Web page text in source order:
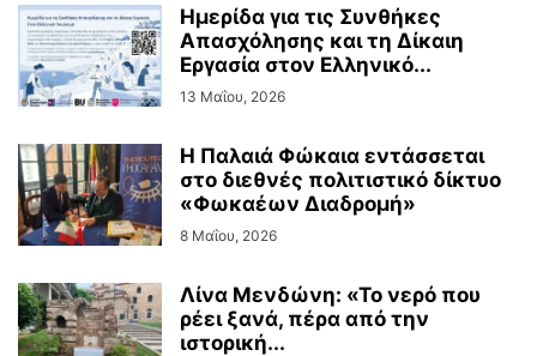
Ημερίδα για τις Συνθήκες
Απασχόλησης και τη Δίκαιη
Εργασία στον Ελληνικό...
13 Μαΐου, 2026
Η Παλαιά Φώκαια εντάσσεται
στο διεθνές πολιτιστικό δίκτυο
«Φωκαέων Διαδρομή»
8 Μαΐου, 2026
Λίνα Μενδώνη: «Το νερό που
ρέει ξανά, πέρα από την
ιστορική...